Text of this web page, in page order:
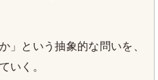
」という抽象的な問いを、
いく。